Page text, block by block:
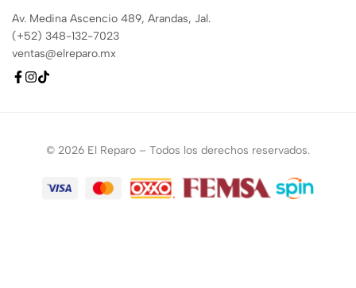
Av. Medina Ascencio 489, Arandas, Jal.
(+52) 348-132-7023
ventas@elreparo.mx
© 2026 El Reparo – Todos los derechos reservados.